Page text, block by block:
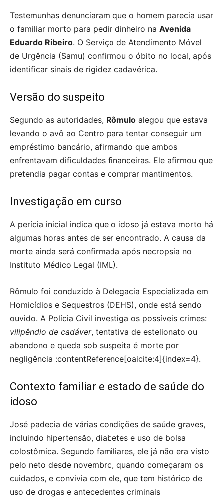
Testemunhas denunciaram que o homem parecia usar
o familiar morto para pedir dinheiro na Avenida
Eduardo Ribeiro. O Serviço de Atendimento Móvel
de Urgência (Samu) confirmou o óbito no local, após
identificar sinais de rigidez cadavérica.
Versão do suspeito
Segundo as autoridades, Rômulo alegou que estava
levando o avô ao Centro para tentar conseguir um
empréstimo bancário, afirmando que ambos
enfrentavam dificuldades financeiras. Ele afirmou que
pretendia pagar contas e comprar mantimentos.
Investigação em curso
A perícia inicial indica que o idoso já estava morto há
algumas horas antes de ser encontrado. A causa da
morte ainda será confirmada após necropsia no
Instituto Médico Legal (IML).
Rômulo foi conduzido à Delegacia Especializada em
Homicídios e Sequestros (DEHS), onde está sendo
ouvido. A Polícia Civil investiga os possíveis crimes:
vilipêndio de cadáver, tentativa de estelionato ou
abandono e queda sob suspeita é morte por
negligência :contentReference[oaicite:4]{index=4}.
Contexto familiar e estado de saúde do
idoso
José padecia de várias condições de saúde graves,
incluindo hipertensão, diabetes e uso de bolsa
colostômica. Segundo familiares, ele já não era visto
pelo neto desde novembro, quando começaram os
cuidados, e convivia com ele, que tem histórico de
uso de drogas e antecedentes criminais